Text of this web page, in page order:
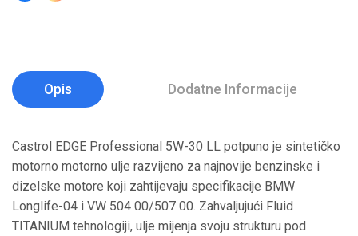
Opis Dodatne Informacije
Castrol EDGE Professional 5W-30 LL potpuno je sintetičko
motorno motorno ulje razvijeno za najnovije benzinske i
dizelske motore koji zahtijevaju specifikacije BMW
Longlife-04 i VW 504 00/507 00. Zahvaljujući Fluid
TITANIUM tehnologiji, ulje mijenja svoju strukturu pod